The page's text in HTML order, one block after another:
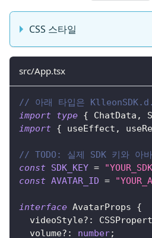
CSS 스타일
src/App.tsx
// 아래 타입은
import type { ChatData ,
import { useEffect ,
// TODO: 실제 SDK 키와 아
const SDK_KEY =
const AVATAR_ID =
interface AvatarProps
{
  videoStyle
? :
  volume
? : number;